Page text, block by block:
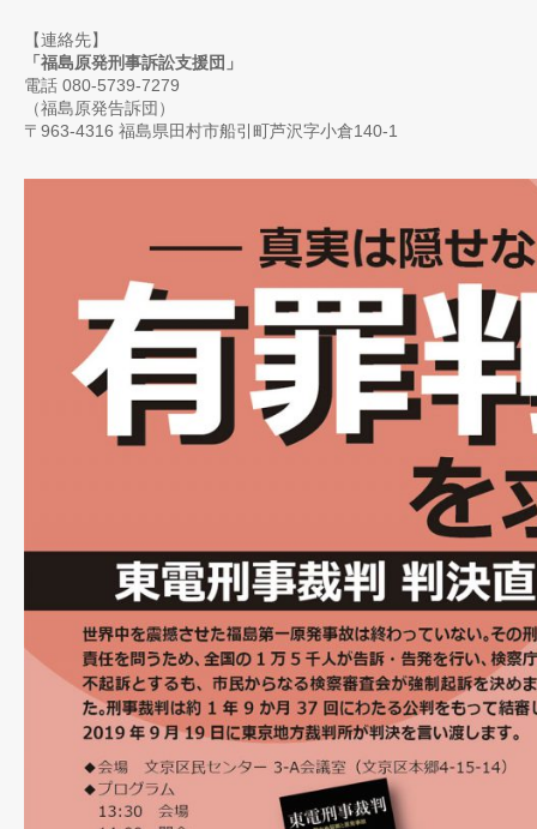
【連絡先】
「福島原発刑事訴訟支援団」
電話 080-5739-7279
（福島原発告訴団）
〒963-4316 福島県田村市船引町芦沢字小倉140-1